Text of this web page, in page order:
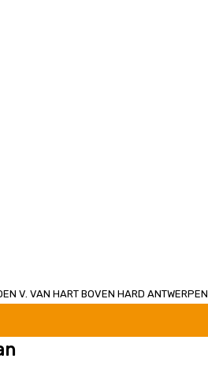
V. van Hart boven Hard Antwerpen